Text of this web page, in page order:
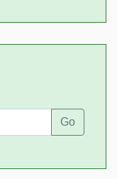
Go